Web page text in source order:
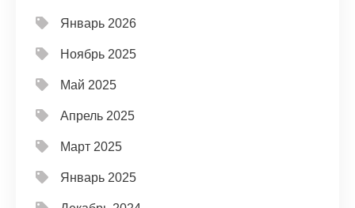
Январь 2026
Ноябрь 2025
Май 2025
Апрель 2025
Март 2025
Январь 2025